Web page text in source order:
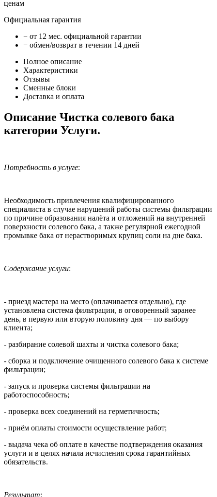
Официальная гарантия
− от 12 мес. официальной гарантии
− обмен/возврат в течении 14 дней
Полное описание
Характеристики
Отзывы
Сменные блоки
Доставка и оплата
Описание Чистка солевого бака
категории Услуги.
Потребность в услуге:
Необходимость привлечения квалифицированного
специалиста в случае нарушений работы системы фильтрации
по причине образования налёта и отложений на внутренней
поверхности солевого бака, а также регулярной ежегодной
промывке бака от нерастворимых крупиц соли на дне бака.
Содержание услуги:
- приезд мастера на место (оплачивается отдельно), где
установлена система фильтрации, в оговоренный заранее
день, в первую или вторую половину дня — по выбору
клиента;
- разбирание солевой шахты и чистка солевого бака;
- сборка и подключение очищенного солевого бака к системе
фильтрации;
- запуск и проверка системы фильтрации на
работоспособность;
- проверка всех соединений на герметичность;
- приём оплаты стоимости осуществление работ;
- выдача чека об оплате в качестве подтверждения оказания
услуги и в целях начала исчисления срока гарантийных
обязательств.
Результат: